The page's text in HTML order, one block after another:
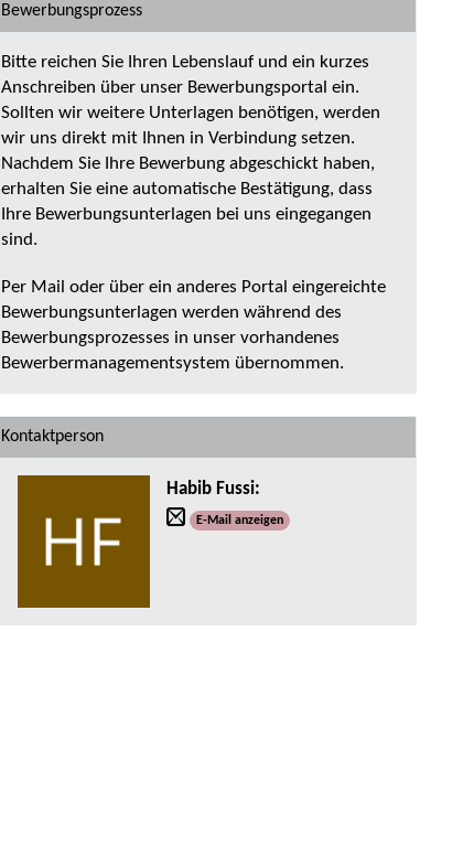
Bewerbungsprozess
Bitte reichen Sie Ihren Lebenslauf und ein kurzes
Anschreiben über unser Bewerbungsportal ein.
Sollten wir weitere Unterlagen benötigen, werden
wir uns direkt mit Ihnen in Verbindung setzen.
Nachdem Sie Ihre Bewerbung abgeschickt haben,
erhalten Sie eine automatische Bestätigung, dass
Ihre Bewerbungsunterlagen bei uns eingegangen
sind.
Per Mail oder über ein anderes Portal eingereichte
Bewerbungsunterlagen werden während des
Bewerbungsprozesses in unser vorhandenes
Bewerbermanagementsystem übernommen.
Kontaktperson
Habib Fussi:
E-Mail anzeigen